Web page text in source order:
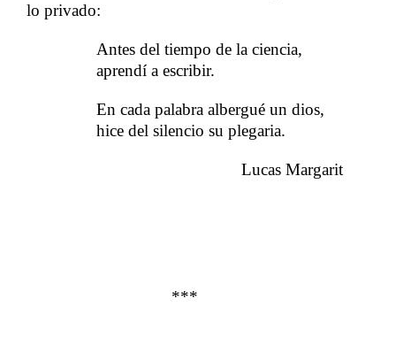
lo privado:
​​ ​​ ​​ ​​ ​​ ​​ ​​​​Antes del tiempo de la ciencia,
​​ ​​ ​​ ​​ ​​ ​​ ​​​​aprendí a escribir.
​​ ​​ ​​ ​​ ​​ ​​ ​​​​En cada palabra albergué un dios,
​​ ​​ ​​ ​​ ​​ ​​ ​​​​hice del silencio su plegaria.
Lucas Margarit
***